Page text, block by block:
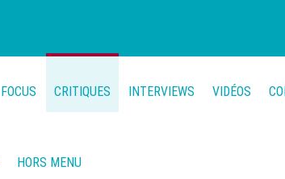
FOCUS CRITIQUES INTERVIEWS VIDÉOS
HORS MENU